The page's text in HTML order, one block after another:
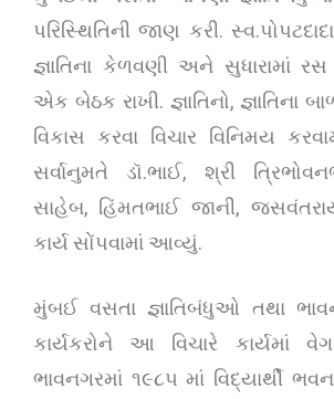
પરિસ્થિતિની જાણ કરી.
જ્ઞાતિના કેળવણી અને સુધારામાં
એક બેઠક રાખી. જ્ઞાતિનો, જ્ઞાતિના
વિકાસ કરવા વિચાર વિનિમય
સર્વાનુમતે ડૉ.ભાઈ, શ્રી
સાહેબ, હિંમતભાઈ જાની,
કાર્ય સોંપવામાં આવ્યું.
મુંબઈ વસતા જ્ઞાતિબંધુઓ તથા
કાર્યકરોને આ વિચારે કાર્યમાં
ભાવનગરમાં ૧૯૮૫ માં વિદ્યાર્થી